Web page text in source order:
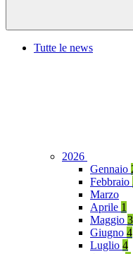
Tutte le news
2026
Gennaio
Febbraio
Marzo
Aprile 1
Maggio 3
Giugno 4
Luglio 4